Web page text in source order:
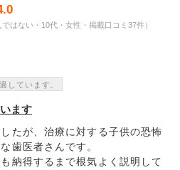
はない・10代・女性・掲載口コミ37件）
しています。
ます
たが、治療に対する子供の恐怖
歯医者さんです。
納得するまで根気よく説明して